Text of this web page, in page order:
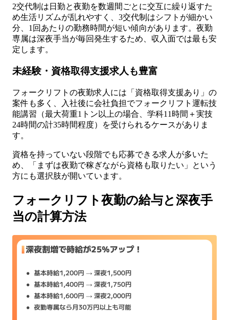
2交代制は日勤と夜勤を数週間ごとに交互に繰り返すた
め生活リズムが乱れやすく、3交代制はシフトが細かい
分、1回あたりの勤務時間が短い傾向があります。夜勤
専属は深夜手当が毎回発生するため、収入面では最も安
定します。
未経験・資格取得支援求人も豊富
フォークリフトの夜勤求人には「資格取得支援あり」の
案件も多く、入社後に会社負担でフォークリフト運転技
能講習（最大荷重1トン以上の場合、学科11時間＋実技
24時間の計35時間程度）を受けられるケースがありま
す。
資格を持っていない段階でも応募できる求人が多いた
め、「まずは夜勤で稼ぎながら資格も取りたい」という
方にも選択肢が開いています。
フォークリフト夜勤の給与と深夜手
当の計算方法